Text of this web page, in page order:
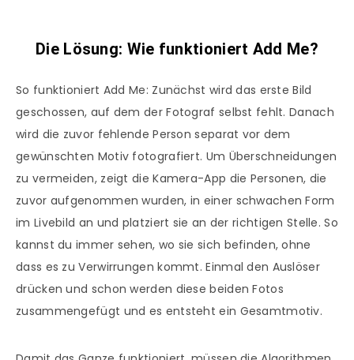
Die Lösung: Wie funktioniert Add Me?
So funktioniert Add Me: Zunächst wird das erste Bild
geschossen, auf dem der Fotograf selbst fehlt. Danach
wird die zuvor fehlende Person separat vor dem
gewünschten Motiv fotografiert. Um Überschneidungen
zu vermeiden, zeigt die Kamera-App die Personen, die
zuvor aufgenommen wurden, in einer schwachen Form
im Livebild an und platziert sie an der richtigen Stelle. So
kannst du immer sehen, wo sie sich befinden, ohne
dass es zu Verwirrungen kommt. Einmal den Auslöser
drücken und schon werden diese beiden Fotos
zusammengefügt und es entsteht ein Gesamtmotiv.